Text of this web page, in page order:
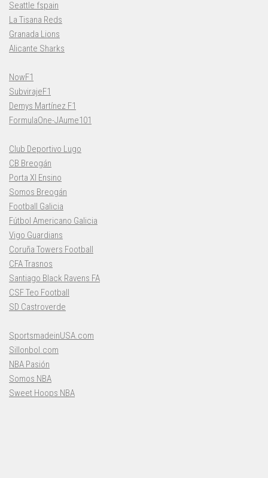
Seattle fspain
La Tisana Reds
Granada Lions
Alicante Sharks
NowF1
SubvirajeF1
Demys Martínez F1
FormulaOne-JAume101
Club Deportivo Lugo
CB Breogán
Porta XI Ensino
Somos Breogán
Football Galicia
Fútbol Americano Galicia
Vigo Guardians
Coruña Towers Football
CFA Trasnos
Santiago Black Ravens FA
CSF Teo Football
SD Castroverde
SportsmadeinUSA.com
Sillonbol.com
NBA Pasión
Somos NBA
Sweet Hoops NBA